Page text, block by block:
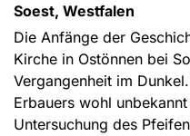
Soest, Westfalen
Die Anfänge der
Kirche in Ostönnen bei
Vergangenheit im
Erbauers wohl
Untersuchung des